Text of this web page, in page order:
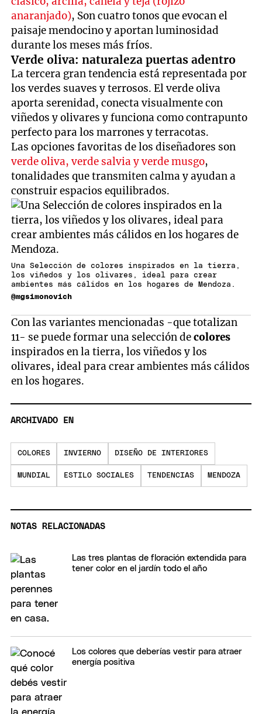
anaranjado), Son cuatro tonos que evocan el
paisaje mendocino y aportan luminosidad
durante los meses más fríos.
Verde oliva: naturaleza puertas adentro
La tercera gran tendencia está representada por
los verdes suaves y terrosos. El verde oliva
aporta serenidad, conecta visualmente con
viñedos y olivares y funciona como contrapunto
perfecto para los marrones y terracotas.
Las opciones favoritas de los diseñadores son
verde oliva, verde salvia y verde musgo,
tonalidades que transmiten calma y ayudan a
construir espacios equilibrados.
Una Selección de colores inspirados en la tierra,
los viñedos y los olivares, ideal para crear
ambientes más cálidos en los hogares de Mendoza.
@mgsimonovich
Con las variantes mencionadas -que totalizan
11- se puede formar una selección decolores
inspirados en la tierra, los viñedos y los
olivares, ideal para crear ambientes más cálidos
en los hogares.
ARCHIVADO EN
COLORES INVIERNO DISEÑO DE INTERIORES
MUNDIAL ESTILO SOCIALES TENDENCIAS MENDOZA
NOTAS RELACIONADAS
Las tres plantas de floración extendida para
tener color en el jardín todo el año
Los colores que deberías vestir para atraer
energía positiva